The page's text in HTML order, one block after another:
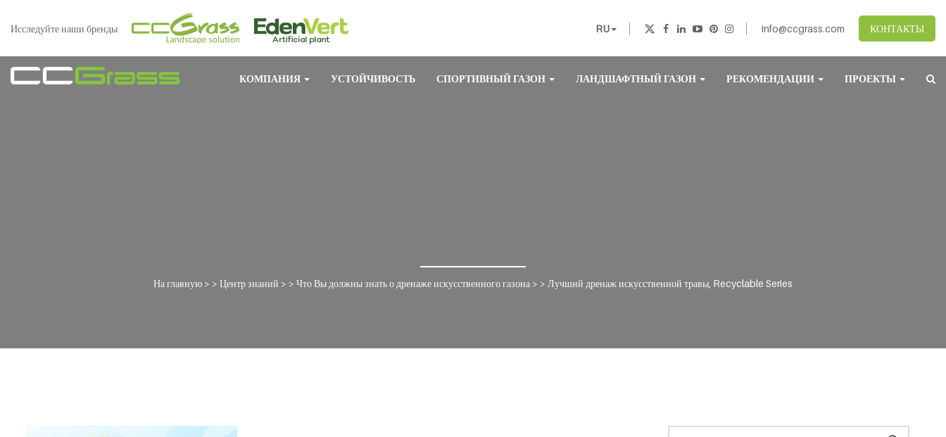
Исследуйте наши бренды RU info@ccgrass.com КОНТАКТЫ
КОМПАНИЯ УСТОЙЧИВОСТЬ СПОРТИВНЫЙ ГАЗОН ЛАНДШАФТНЫЙ ГАЗОН РЕКОМЕНДАЦИИ ПРОЕКТЫ
На главную > > Центр знаний > > Что Вы должны знать о дренаже искусственного газона > > Лучший дренаж искусственной травы, Recyclable Series